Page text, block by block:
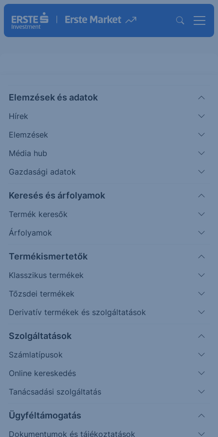
Elemzések és adatok
Hírek
Elemzések
Média hub
Gazdasági adatok
Keresés és árfolyamok
Termék keresők
Árfolyamok
Termékismertetők
Klasszikus termékek
Tőzsdei termékek
Derivatív termékek és szolgáltatások
Szolgáltatások
Számlatípusok
Online kereskedés
Tanácsadási szolgáltatás
Ügyféltámogatás
Dokumentumok és tájékoztatások
EBSPTL96(BÉT)
Erste S&P 500 Turbo Long 96
6 124
Időpont: 26.03.04. 17:06
Előző záró:
6 124
Certifikát kereső
Árfolyamértesítő rögzítése
További információk kérése
Erste Market Pro belépés